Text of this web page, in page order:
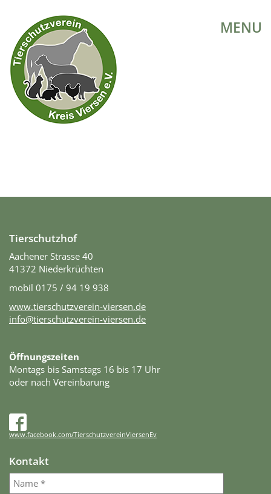
MENU
Tierschutzhof
Aachener Strasse 40
41372 Niederkrüchten
mobil 0175 / 94 19 938
www.tierschutzverein-viersen.de
info@tierschutzverein-viersen.de
Öffnungszeiten
Montags bis Samstags 16 bis 17 Uhr
oder nach Vereinbarung
www.facebook.com/TierschutzvereinViersenEv
Kontakt